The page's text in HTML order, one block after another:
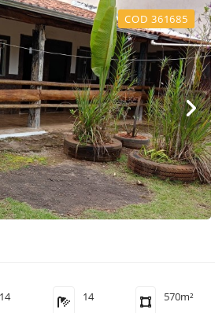
COD 361685
14 14 570m²